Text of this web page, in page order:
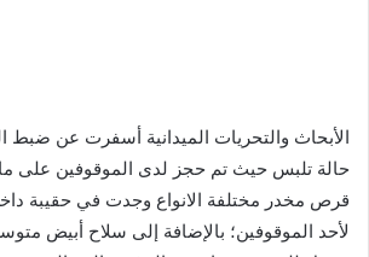
الأبحاث والتحريات الميدانية أسفرت عن ضبط
قرص مخدر مختلفة الانواع وجدت في حقيبة
لأحد الموقوفين؛ بالإضافة إلى سلاح أبيض